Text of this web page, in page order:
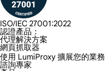
ISO/IEC 27001:2022
認證產品：
代理解決方案
網頁抓取器
使用 LumiProxy 擴展您的業務
諮詢專家